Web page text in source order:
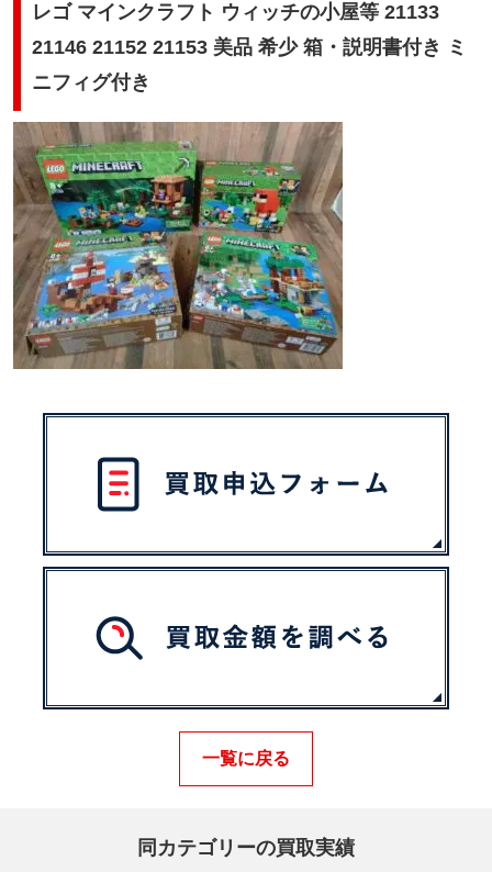
レゴ マインクラフト ウィッチの小屋等 21133
21146 21152 21153 美品 希少 箱・説明書付き ミ
ニフィグ付き
一覧に戻る
同カテゴリーの買取実績